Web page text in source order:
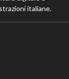
italiane.